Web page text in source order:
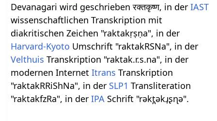
Devanagari wird geschrieben रक्तकृष्ण, in derIAST
wissenschaftlichen Transkription mit
diakritischen Zeichen "raktakṛṣṇa", in der
Harvard-Kyoto Umschrift "raktakRSNa", in der
Velthuis Transkription "raktak.r.s.na", in der
modernen InternetItrans Transkription
"raktakRRiShNa", in der SLP1 Transliteration
"raktakfzRa", in derIPA Schrift "rəkt̪əkɹ̩ʂɳə".